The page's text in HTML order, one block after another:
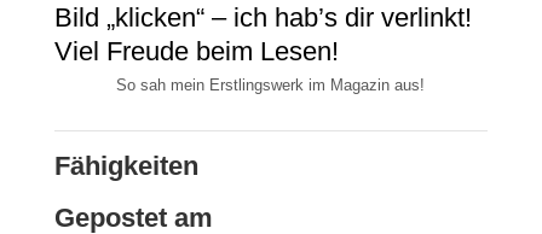
Bild „klicken“ – ich hab’s dir verlinkt!
Viel Freude beim Lesen!
So sah mein Erstlingswerk im Magazin aus!
Fähigkeiten
Gepostet am